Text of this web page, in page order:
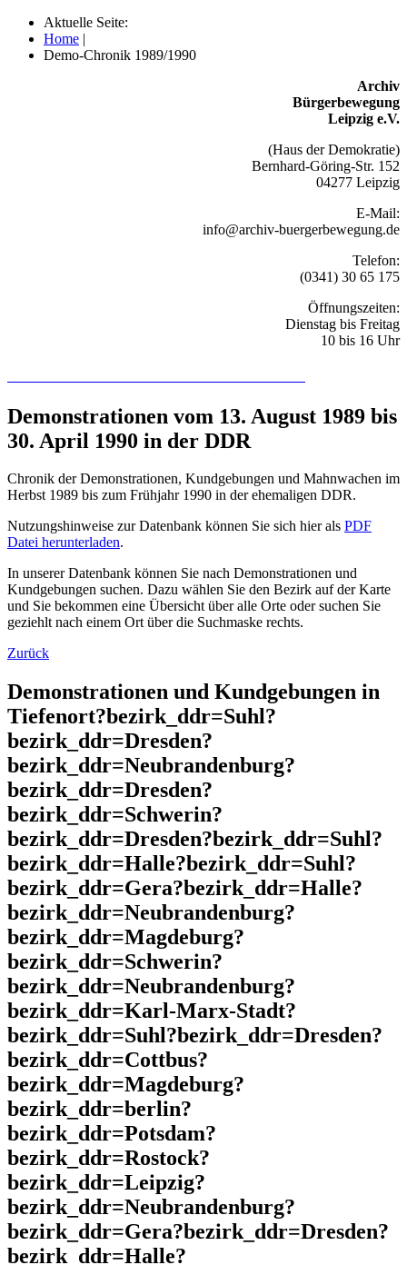
Aktuelle Seite:
Home |
Demo-Chronik 1989/1990
Archiv
Bürgerbewegung
Leipzig e.V.
(Haus der Demokratie)
Bernhard-Göring-Str. 152
04277 Leipzig
E-Mail:
info@archiv-buergerbewegung.de
Telefon:
(0341) 30 65 175
Öffnungszeiten:
Dienstag bis Freitag
10 bis 16 Uhr
Demonstrationen vom 13. August 1989 bis
30. April 1990 in der DDR
Chronik der Demonstrationen, Kundgebungen und Mahnwachen im
Herbst 1989 bis zum Frühjahr 1990 in der ehemaligen DDR.
Nutzungshinweise zur Datenbank können Sie sich hier als PDF
Datei herunterladen.
In unserer Datenbank können Sie nach Demonstrationen und
Kundgebungen suchen. Dazu wählen Sie den Bezirk auf der Karte
und Sie bekommen eine Übersicht über alle Orte oder suchen Sie
geziehlt nach einem Ort über die Suchmaske rechts.
Zurück
Demonstrationen und Kundgebungen in
Tiefenort?bezirk_ddr=Suhl?
bezirk_ddr=Dresden?
bezirk_ddr=Neubrandenburg?
bezirk_ddr=Dresden?
bezirk_ddr=Schwerin?
bezirk_ddr=Dresden?bezirk_ddr=Suhl?
bezirk_ddr=Halle?bezirk_ddr=Suhl?
bezirk_ddr=Gera?bezirk_ddr=Halle?
bezirk_ddr=Neubrandenburg?
bezirk_ddr=Magdeburg?
bezirk_ddr=Schwerin?
bezirk_ddr=Neubrandenburg?
bezirk_ddr=Karl-Marx-Stadt?
bezirk_ddr=Suhl?bezirk_ddr=Dresden?
bezirk_ddr=Cottbus?
bezirk_ddr=Magdeburg?
bezirk_ddr=berlin?
bezirk_ddr=Potsdam?
bezirk_ddr=Rostock?
bezirk_ddr=Leipzig?
bezirk_ddr=Neubrandenburg?
bezirk_ddr=Gera?bezirk_ddr=Dresden?
bezirk_ddr=Halle?